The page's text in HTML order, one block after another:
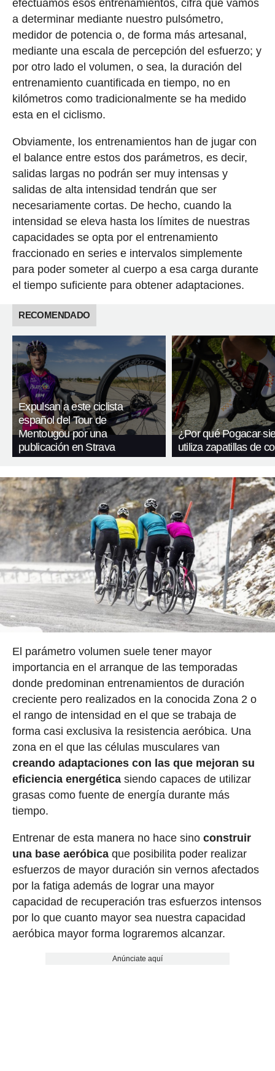
efectuamos esos entrenamientos, cifra que vamos
a determinar mediante nuestro pulsómetro,
medidor de potencia o, de forma más artesanal,
mediante una escala de percepción del esfuerzo; y
por otro lado el volumen, o sea, la duración del
entrenamiento cuantificada en tiempo, no en
kilómetros como tradicionalmente se ha medido
esta en el ciclismo.
Obviamente, los entrenamientos han de jugar con
el balance entre estos dos parámetros, es decir,
salidas largas no podrán ser muy intensas y
salidas de alta intensidad tendrán que ser
necesariamente cortas. De hecho, cuando la
intensidad se eleva hasta los límites de nuestras
capacidades se opta por el entrenamiento
fraccionado en series e intervalos simplemente
para poder someter al cuerpo a esa carga durante
el tiempo suficiente para obtener adaptaciones.
RECOMENDADO
Expulsan a este ciclista
español del Tour de
Mentougou por una
publicación en Strava
¿Por qué Pogacar
utiliza zapatillas de
El parámetro volumen suele tener mayor
importancia en el arranque de las temporadas
donde predominan entrenamientos de duración
creciente pero realizados en la conocida Zona 2 o
el rango de intensidad en el que se trabaja de
forma casi exclusiva la resistencia aeróbica. Una
zona en el que las células musculares van
creando adaptaciones con las que mejoran su
eficiencia energéticasiendo capaces de utilizar
grasas como fuente de energía durante más
tiempo.
Entrenar de esta manera no hace sino construir
una base aeróbicaque posibilita poder realizar
esfuerzos de mayor duración sin vernos afectados
por la fatiga además de lograr una mayor
capacidad de recuperación tras esfuerzos intensos
por lo que cuanto mayor sea nuestra capacidad
aeróbica mayor forma lograremos alcanzar.
Anúnciate aquí